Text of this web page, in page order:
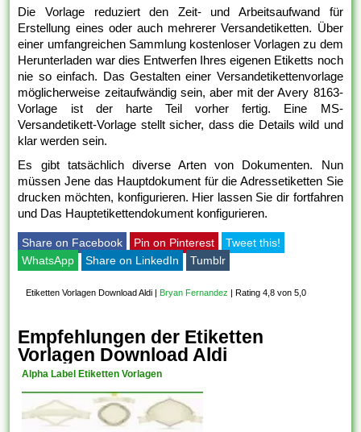
Die Vorlage reduziert den Zeit- und Arbeitsaufwand für
Erstellung eines oder auch mehrerer Versandetiketten. Über
einer umfangreichen Sammlung kostenloser Vorlagen zu dem
Herunterladen war dies Entwerfen Ihres eigenen Etiketts noch
nie so einfach. Das Gestalten einer Versandetikettenvorlage
möglicherweise zeitaufwändig sein, aber mit der Avery 8163-
Vorlage ist der harte Teil vorher fertig. Eine MS-
Versandetikett-Vorlage stellt sicher, dass die Details wild und
klar werden sein.
Es gibt tatsächlich diverse Arten von Dokumenten. Nun
müssen Jene das Hauptdokument für die Adressetiketten Sie
drucken möchten, konfigurieren. Hier lassen Sie dir fortfahren
und Das Hauptetikettendokument konfigurieren.
Share on Facebook Pin on Pinterest
Tweet this!
WhatsApp
Share on LinkedIn Tumblr
Etiketten Vorlagen Download Aldi | Bryan Fernandez |Rating 4,8 von 5,0
Empfehlungen der Etiketten
Vorlagen Download Aldi
Alpha Label Etiketten Vorlagen